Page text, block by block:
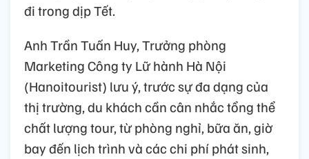
đi trong dịp Tết.
Anh Trần Tuấn Huy, Trưởng phòng
Marketing Công ty Lữ hành Hà Nội
(Hanoitourist) lưu ý, trước sự đa dạng của
thị trường, du khách cần cân nhắc tổng thể
chất lượng tour, từ phòng nghỉ, bữa ăn, giờ
bay đến lịch trình và các chi phí phát sinh,